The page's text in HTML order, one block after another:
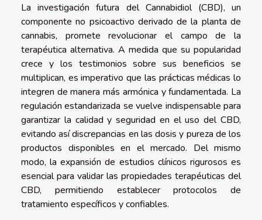
La investigación futura del Cannabidiol (CBD), un
componente no psicoactivo derivado de la planta de
cannabis, promete revolucionar el campo de la
terapéutica alternativa. A medida que su popularidad
crece y los testimonios sobre sus beneficios se
multiplican, es imperativo que las prácticas médicas lo
integren de manera más armónica y fundamentada. La
regulación estandarizada se vuelve indispensable para
garantizar la calidad y seguridad en el uso del CBD,
evitando así discrepancias en las dosis y pureza de los
productos disponibles en el mercado. Del mismo
modo, la expansión de estudios clínicos rigurosos es
esencial para validar las propiedades terapéuticas del
CBD, permitiendo establecer protocolos de
tratamiento específicos y confiables.